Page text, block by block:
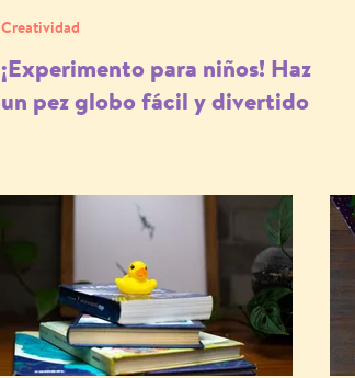
Creatividad
¡Experimento para niños! Haz
un pez globo fácil y divertido